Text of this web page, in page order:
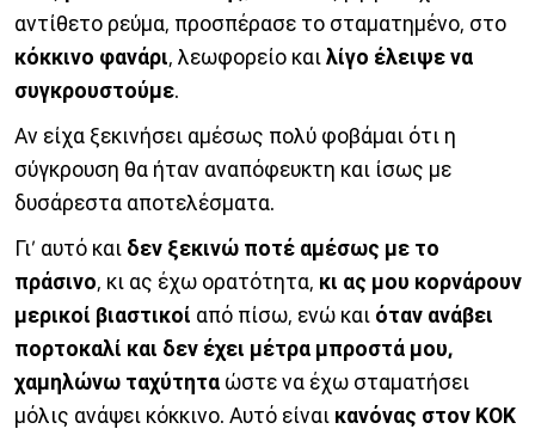
αντίθετο ρεύμα, προσπέρασε το σταματημένο, στο
κόκκινο φανάρι, λεωφορείο καιλίγο έλειψε να
συγκρουστούμε.
Αν είχα ξεκινήσει αμέσως πολύ φοβάμαι ότι η
σύγκρουση θα ήταν αναπόφευκτη και ίσως με
δυσάρεστα αποτελέσματα.
Γι’ αυτό καιδεν ξεκινώ ποτέ αμέσως με το
πράσινο, κι ας έχω ορατότητα,κι ας μου κορνάρουν
μερικοί βιαστικοίαπό πίσω, ενώ καιόταν ανάβει
πορτοκαλί και δεν έχει μέτρα μπροστά μου,
χαμηλώνω ταχύτηταώστε να έχω σταματήσει
μόλις ανάψει κόκκινο. Αυτό είναικανόνας στον ΚΟΚ